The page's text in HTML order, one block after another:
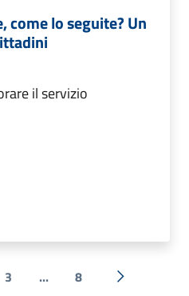
come lo seguite? Un
il servizio
3 ... 8 Successiva